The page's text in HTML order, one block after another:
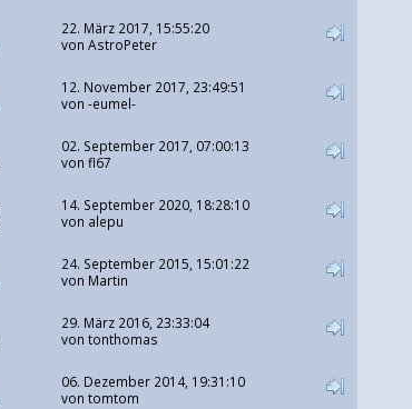
22. März 2017, 15:55:20
von AstroPeter
12. November 2017, 23:49:51
von -eumel-
02. September 2017, 07:00:13
von fl67
14. September 2020, 18:28:10
von alepu
24. September 2015, 15:01:22
von Martin
29. März 2016, 23:33:04
von tonthomas
06. Dezember 2014, 19:31:10
von tomtom